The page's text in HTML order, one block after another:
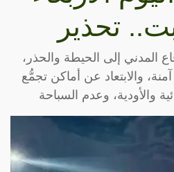
تحذير
المدني إلى الحيطة والحذر،
والابتعاد عن أماكن تجمُّع
والأودية، وعدم السباحة